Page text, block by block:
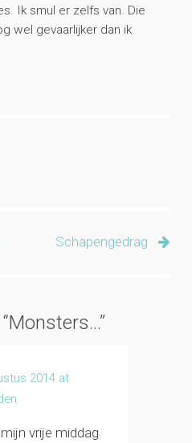
Ik smul er zelfs van. Die
wel gevaarlijker dan ik
Schapengedrag
2014 at
vrije middag